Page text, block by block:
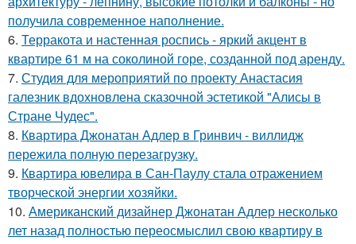
получила современное наполнение.
6. Терракота и настенная роспись - яркий акцент в
квартире 61 м на соколиной горе, созданной под аренду.
7. Студия для мероприятий по проекту Анастасия
галезник вдохновлена сказочной эстетикой "Алисы в
Стране Чудес".
8. Квартира Джонатан Адлер в Гринвич - виллидж
пережила полную перезагрузку.
9. Квартира ювелира в Сан-Паулу стала отражением
творческой энергии хозяйки.
10. Американский дизайнер Джонатан Адлер несколько
лет назад полностью переосмыслил свою квартиру в